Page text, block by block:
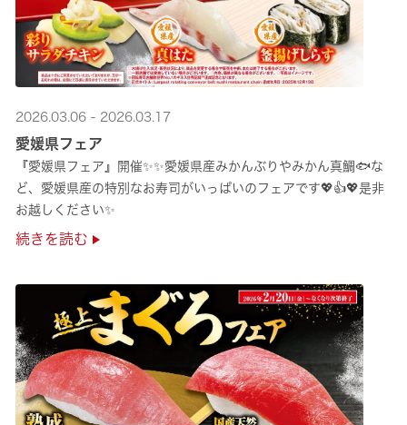
2026.03.06 - 2026.03.17
愛媛県フェア
『愛媛県フェア』開催✨✨愛媛県産みかんぶりやみかん真鯛🐟な
ど、愛媛県産の特別なお寿司がいっぱいのフェアです💖👍💖是非
お越しください✨
続きを読む